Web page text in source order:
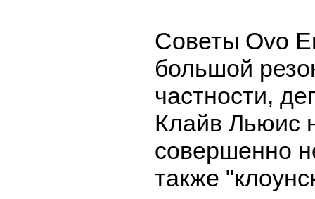
Советы Ovo
большой
частности,
Клайв Льюис
совершенно
также